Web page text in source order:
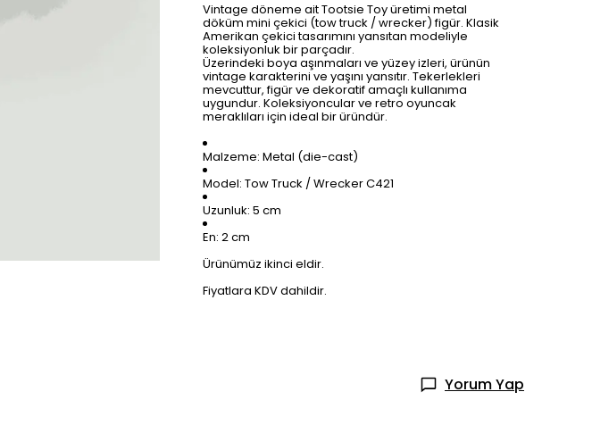
Vintage döneme ait Tootsie Toy üretimi metal
döküm mini çekici (tow truck / wrecker) figür. Klasik
Amerikan çekici tasarımını yansıtan modeliyle
koleksiyonluk bir parçadır.
Üzerindeki boya aşınmaları ve yüzey izleri, ürünün
vintage karakterini ve yaşını yansıtır. Tekerlekleri
mevcuttur, figür ve dekoratif amaçlı kullanıma
uygundur. Koleksiyoncular ve retro oyuncak
meraklıları için ideal bir üründür.
Malzeme: Metal (die-cast)
Model: Tow Truck / Wrecker C421
Uzunluk: 5 cm
En: 2 cm
Ürünümüz ikinci eldir.
Fiyatlara KDV dahildir.
Yorum Yap